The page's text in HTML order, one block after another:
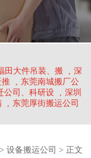
田大件吊装、搬 , 深
, 东莞南城搬厂公
公司、科研设 , 深圳
, 东莞厚街搬运公司
> 设备搬运公司 > 正文